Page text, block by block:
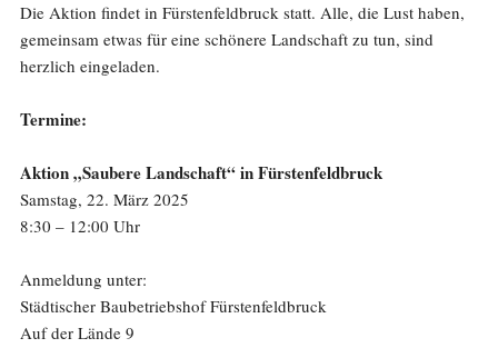
Die Aktion findet in Fürstenfeldbruck statt. Alle, die Lust haben,
gemeinsam etwas für eine schönere Landschaft zu tun, sind
herzlich eingeladen.
Termine:
Aktion „Saubere Landschaft“ in Fürstenfeldbruck
Samstag, 22. März 2025
8:30 – 12:00 Uhr
Anmeldung unter:
Städtischer Baubetriebshof Fürstenfeldbruck
Auf der Lände 9